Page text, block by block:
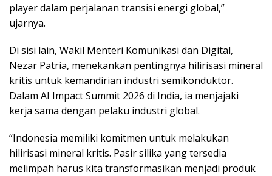
player dalam perjalanan transisi energi global,”
ujarnya.
Di sisi lain, Wakil Menteri Komunikasi dan Digital,
Nezar Patria, menekankan pentingnya hilirisasi mineral
kritis untuk kemandirian industri semikonduktor.
Dalam AI Impact Summit 2026 di India, ia menjajaki
kerja sama dengan pelaku industri global.
“Indonesia memiliki komitmen untuk melakukan
hilirisasi mineral kritis. Pasir silika yang tersedia
melimpah harus kita transformasikan menjadi produk